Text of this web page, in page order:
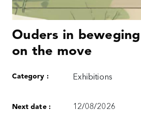
Ouders in
on the move
Category : Exhibitions
Next date : 12/08/2026